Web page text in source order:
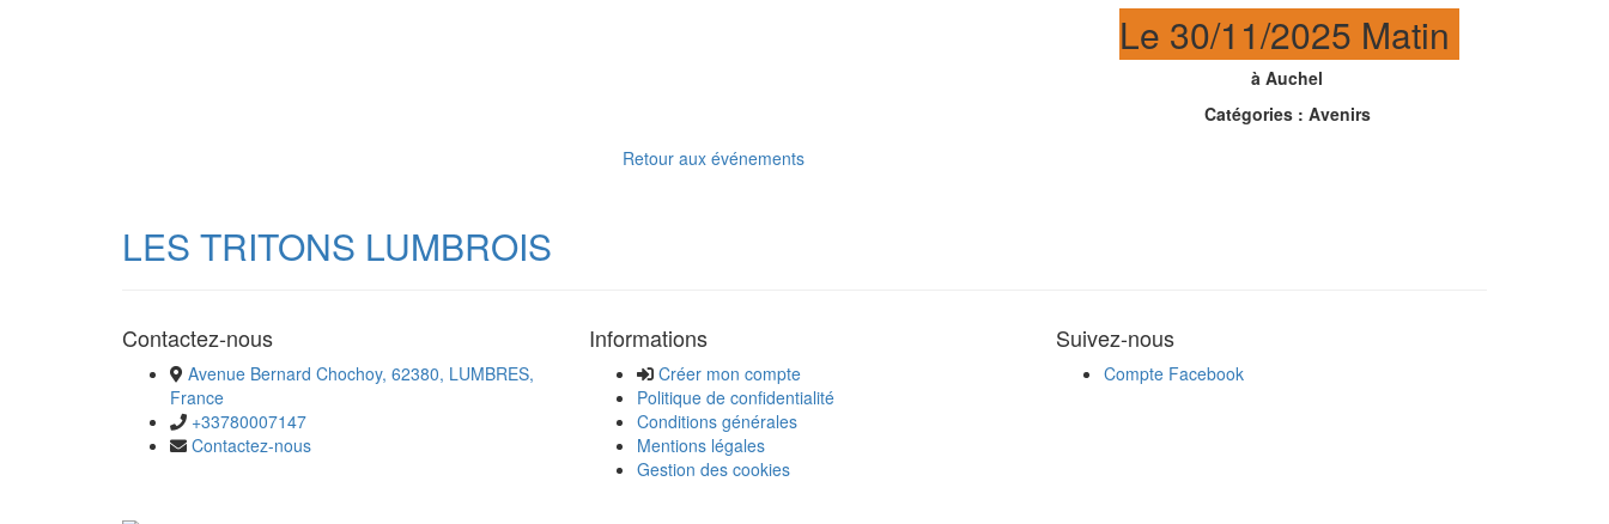
Le 30/11/2025 Matin
à Auchel
Catégories : Avenirs
Retour aux événements
LES TRITONS LUMBROIS
Contactez-nous
Avenue Bernard Chochoy, 62380, LUMBRES,
France
+33780007147
Contactez-nous
Informations
Créer mon compte
Politique de confidentialité
Conditions générales
Mentions légales
Gestion des cookies
Suivez-nous
Compte Facebook